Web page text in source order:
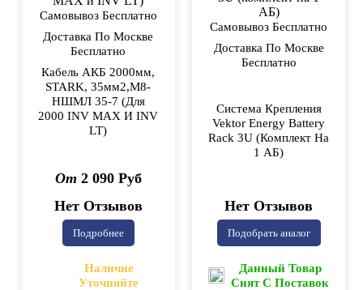
Самовывоз Бесплатно
Доставка По Москве
Бесплатно
Кабель АКБ 2000мм,
STARK, 35мм2,М8-
НШМЛ 35-7 (для
2000 INV MAX И INV
LT)
От 2 090 Руб
Нет Отзывов
Подробнее
Наличие
Уточняйте
Самовывоз Бесплатно
Доставка По Москве
Бесплатно
Система Крепления
Vektor Energy Battery
Rack 3U (комплект На
1 АБ)
Нет Отзывов
Подобрать аналог
Данный Товар
Снят С Поставок